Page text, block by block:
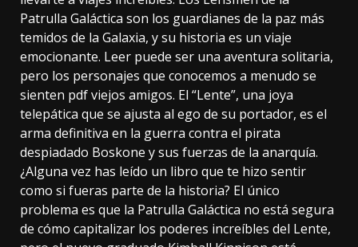
Patrulla Galáctica son los guardianes de la paz más
temidos de la Galaxia, y su historia es un viaje
emocionante. Leer puede ser una aventura solitaria,
pero los personajes que conocemos a menudo se
sienten pdf viejos amigos. El “Lente”, una joya
telepática que se ajusta al ego de su portador, es el
arma definitiva en la guerra contra el pirata
despiadado Boskone y sus fuerzas de la anarquía.
¿Alguna vez has leído un libro que te hizo sentir
como si fueras parte de la historia? El único
problema es que la Patrulla Galáctica no está segura
de cómo capitalizar los poderes increíbles del Lente,